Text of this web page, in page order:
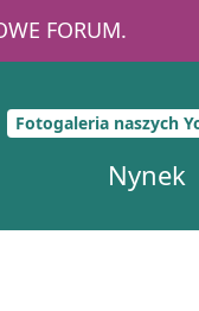
FORUM.
Fotogaleria naszych
Nynek